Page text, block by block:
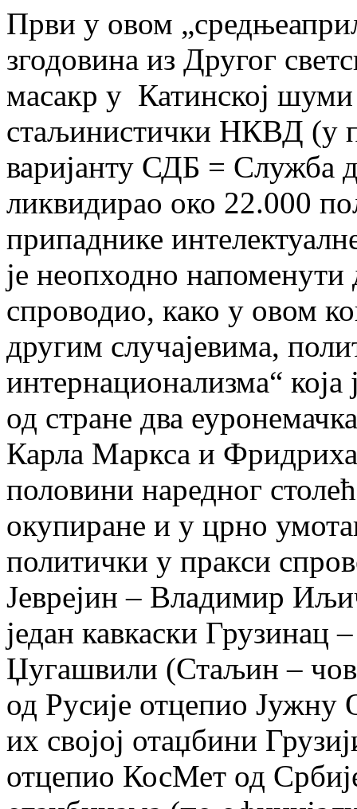
Први у овом
згодовина из Другог
масакр у Катинској шуми
стаљинистички НКВД (у
варијанту СДБ = Служба
ликвидирао око 22.000
припаднике
је неопходно
спроводио, како у овом
другим случајевима,
интернационализма“
од стране два
Карла Маркса и
половини наредног
окупиране и у црно
политички у пракси
Јеврејин – Владимир
један кавкаски Грузинац
Џугашвили (Стаљин –
од Русије отцепио Јужну
их својој отаџбини
отцепио КосМет од